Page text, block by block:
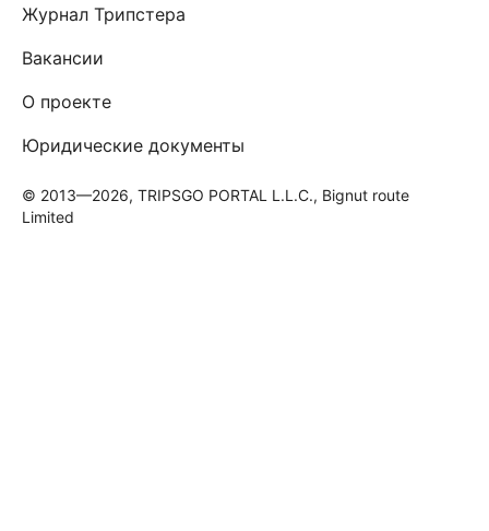
Журнал Трипстера
Вакансии
О проекте
Юридические документы
© 2013—2026, TRIPSGO PORTAL L.L.C., Bignut route
Limited